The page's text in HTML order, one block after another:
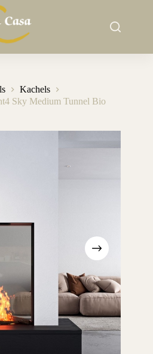
Kachels
Sky Medium Tunnel Bio